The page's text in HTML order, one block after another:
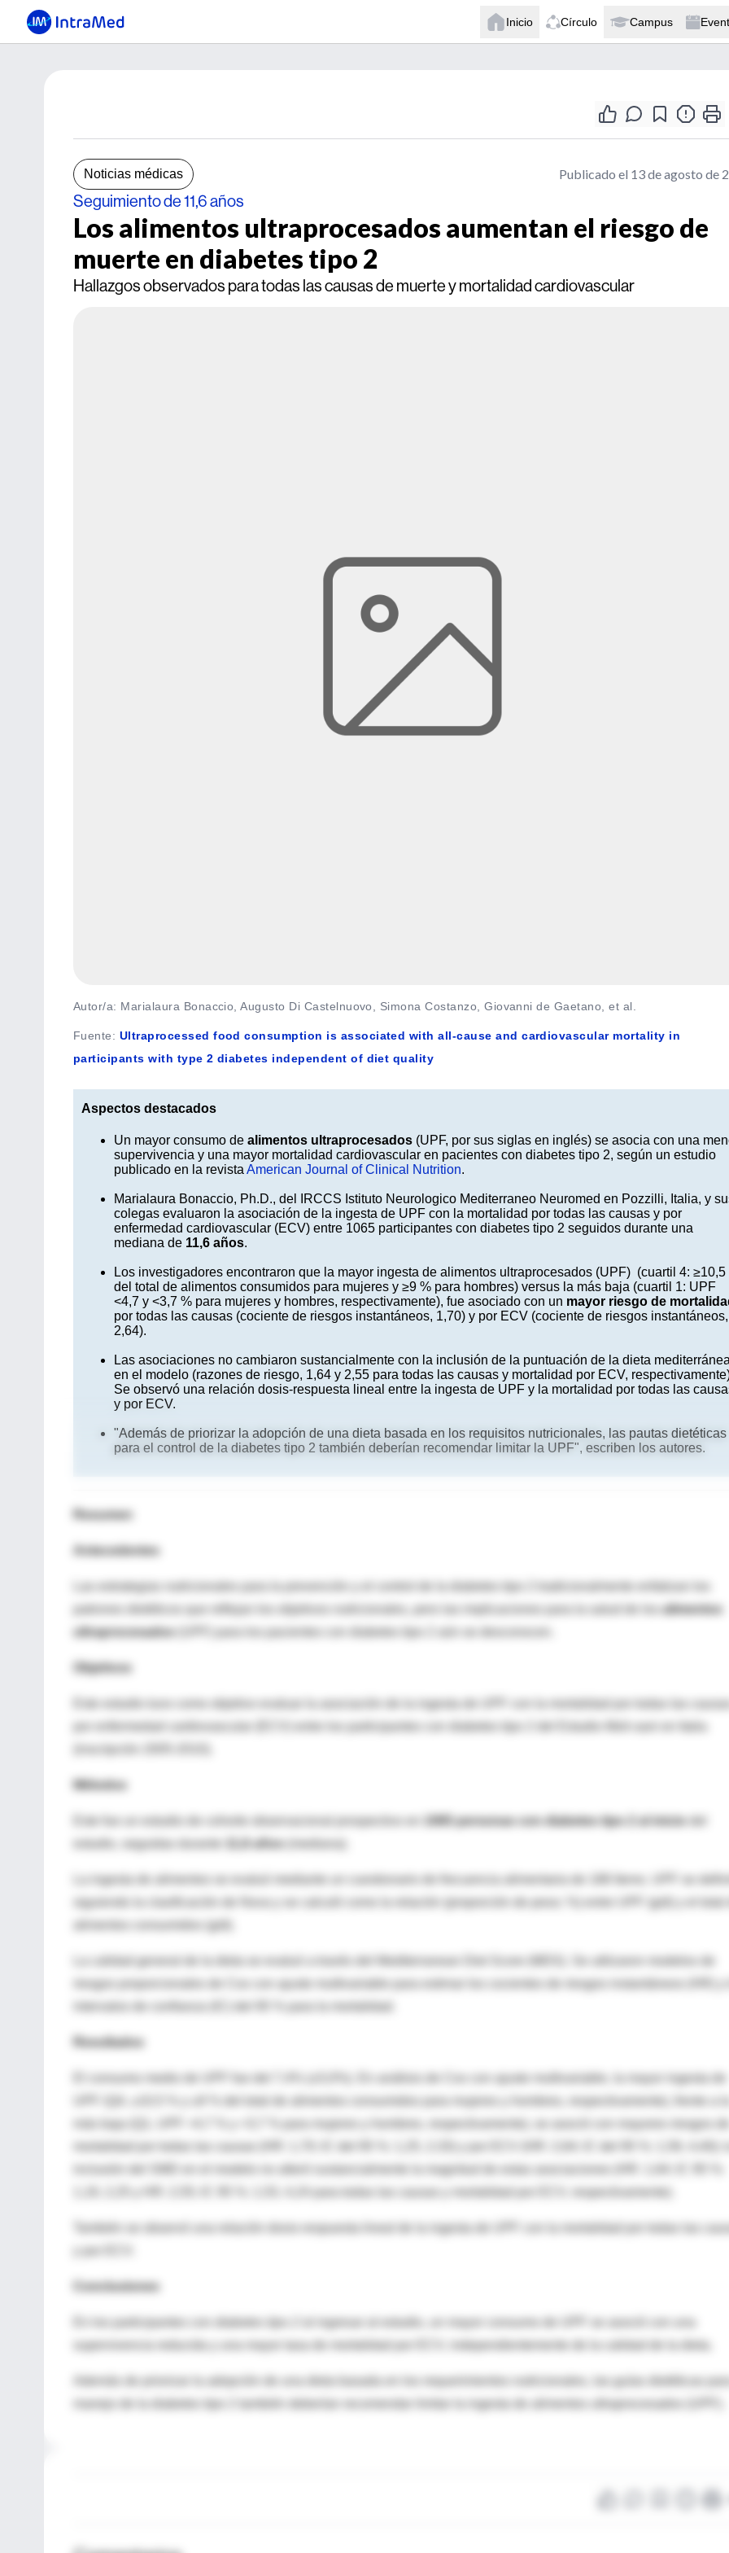
Inicio Círculo Campus
Noticias médicas Publicado el 13 de agosto de
Seguimiento de 11,6 años
Los alimentos ultraprocesados aumentan el riesgo de
muerte en diabetes tipo 2
Hallazgos observados para todas las causas de muerte y mortalidad cardiovascular
Autor/a: Marialaura Bonaccio, Augusto Di Castelnuovo, Simona Costanzo, Giovanni de Gaetano, et al.
Fuente: Ultraprocessed food consumption is associated with all-cause and cardiovascular mortality in
participants with type 2 diabetes independent of diet quality
Aspectos destacados
Un mayor consumo de alimentos ultraprocesados ​​(UPF, por sus siglas en inglés) se asocia con una
supervivencia y una mayor mortalidad cardiovascular en pacientes con diabetes tipo 2, según un estudio
publicado en la revista American Journal of Clinical Nutrition.
Marialaura Bonaccio, Ph.D., del IRCCS Istituto Neurologico Mediterraneo Neuromed en Pozzilli, Italia, y
colegas evaluaron la asociación de la ingesta de UPF con la mortalidad por todas las causas y por
enfermedad cardiovascular (ECV) entre 1065 participantes con diabetes tipo 2 seguidos durante una
mediana de 11,6 años.
Los investigadores encontraron que la mayor ingesta de alimentos ultraprocesados ​​(UPF) (cuartil 4: ≥10,5
del total de alimentos consumidos para mujeres y ≥9 % para hombres) versus la más baja (cuartil 1: UPF
<4,7 y <3,7 % para mujeres y hombres, respectivamente), fue asociado con un mayor riesgo de
por todas las causas (cociente de riesgos instantáneos, 1,70) y por ECV (cociente de riesgos instantáneos,
2,64).
Las asociaciones no cambiaron sustancialmente con la inclusión de la puntuación de la dieta
en el modelo (razones de riesgo, 1,64 y 2,55 para todas las causas y mortalidad por ECV,
Se observó una relación dosis-respuesta lineal entre la ingesta de UPF y la mortalidad por todas las
y por ECV.
"Además de priorizar la adopción de una dieta basada en los requisitos nutricionales, las pautas dietéticas
para el control de la diabetes tipo 2 también deberían recomendar limitar la UPF", escriben los autores.
Resumen
Antecedentes
Las estrategias nutricionales para la prevención y el control de la diabetes tipo 2 tradicionalmente enfatizan los
alimentos
ultraprocesados
Objetivos
Este estudio tuvo como objetivo evaluar la asociación de la ingesta de UPF con la mortalidad por todas las
Métodos
1065 personas con diabetes tipo 2 al inicio
estudio, seguidas durante
11,6 años
La ingesta de alimentos se evaluó mediante un cuestionario de frecuencia alimentaria de 188 ítems. UPF se
siguiendo la clasificación de Nova y se calculó como la relación (proporción de peso; %) entre UPF (g/d) y el total
alimentos consumidos (g/d).
La calidad general de la dieta se evaluó a través del Mediterranean Diet Score (MDS). Se utilizaron modelos de
riesgos proporcionales de Cox con ajuste multivariable para estimar los cocientes de riesgos instantáneos (HR) y
Resultados
El consumo medio de UPF fue del 7,4% (±5,0%). En análisis de Cox con ajuste multivariable, la mayor ingesta de
más baja (Q1, UPF <4,7 % y <3,7 % para mujeres y hombres, respectivamente), se asoció con mayores riesgos
inclusión del SMD en el modelo no alteró sustancialmente la magnitud de estas asociaciones (HR: 1,64; IC 95 %:
También se observó una relación dosis-respuesta lineal de la ingesta de UPF con la mortalidad por todas las
Conclusiones
al ingresar al estudio, un mayor consumo de UPF se asoció con una
supervivencia reducida y una mayor tasa de mortalidad por ECV, independientemente de la calidad de la dieta.
Además de priorizar la adopción de una dieta basada en los requerimientos nutricionales, las guías dietéticas
manejo de la diabetes tipo 2 también deberían recomendar limitar la ingesta de alimentos ultraprocesados ​​(UPF).